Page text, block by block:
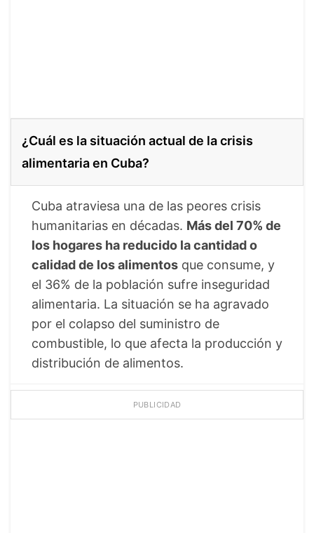
¿Cuál es la situación actual de la crisis
alimentaria en Cuba?
Cuba atraviesa una de las peores crisis
humanitarias en décadas. Más del 70% de
los hogares ha reducido la cantidad o
calidad de los alimentos que consume, y
el 36% de la población sufre inseguridad
alimentaria. La situación se ha agravado
por el colapso del suministro de
combustible, lo que afecta la producción y
distribución de alimentos.
PUBLICIDAD